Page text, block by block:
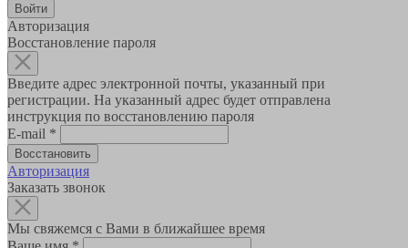
Авторизация
Восстановление пароля
Введите адрес электронной почты, указанный при
регистрации. На указанный адрес будет отправлена
инструкция по восстановлению пароля
E-mail *
Авторизация
Заказать звонок
Мы свяжемся с Вами в ближайшее время